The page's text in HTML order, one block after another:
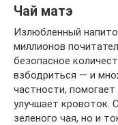
Чай матэ
Излюбленный
миллионов
безопасное
взбодриться — и
частности,
улучшает кровоток.
зеленого чая, но и